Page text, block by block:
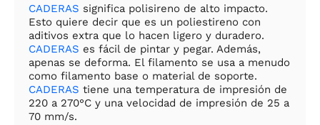
CADERAS significa polisireno de alto impacto.
Esto quiere decir que es un poliestireno con
aditivos extra que lo hacen ligero y duradero.
CADERAS es fácil de pintar y pegar. Además,
apenas se deforma. El filamento se usa a menudo
como filamento base o material de soporte.
CADERAS tiene una temperatura de impresión de
220 a 270°C y una velocidad de impresión de 25 a
70 mm/s.